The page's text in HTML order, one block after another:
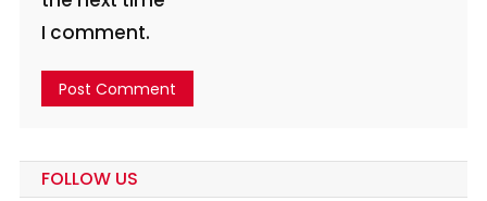
I comment.
FOLLOW US